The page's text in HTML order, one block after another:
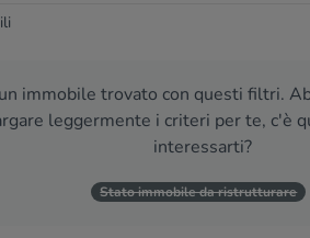
immobile trovato con questi filtri.
leggermente i criteri per te, c'è
interessarti?
Stato immobile da ristrutturare